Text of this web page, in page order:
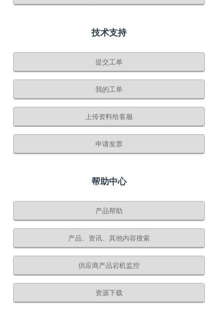
技术支持
提交工单
我的工单
上传资料给客服
申请发票
帮助中心
产品帮助
产品、资讯、其他内容搜索
供应商产品宕机监控
资源下载